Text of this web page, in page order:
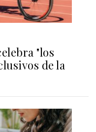
"los
de la